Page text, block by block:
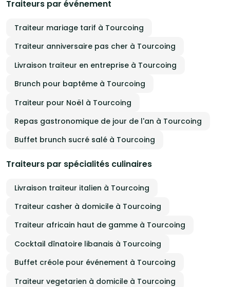
Traiteurs par événement
Traiteur mariage tarif à Tourcoing
Traiteur anniversaire pas cher à Tourcoing
Livraison traiteur en entreprise à Tourcoing
Brunch pour baptême à Tourcoing
Traiteur pour Noël à Tourcoing
Repas gastronomique de jour de l'an à Tourcoing
Buffet brunch sucré salé à Tourcoing
Traiteurs par spécialités culinaires
Livraison traiteur italien à Tourcoing
Traiteur casher à domicile à Tourcoing
Traiteur africain haut de gamme à Tourcoing
Cocktail dînatoire libanais à Tourcoing
Buffet créole pour événement à Tourcoing
Traiteur vegetarien à domicile à Tourcoing